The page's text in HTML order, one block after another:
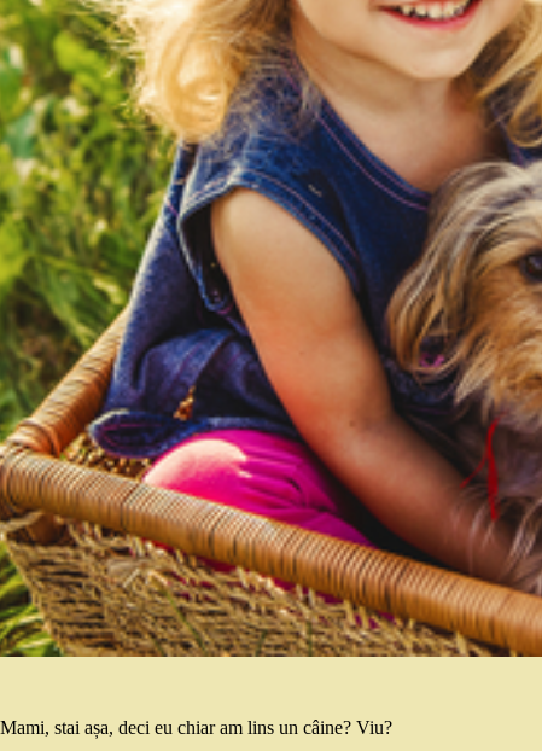
Mami, stai așa, deci eu chiar am lins un câine? Viu?